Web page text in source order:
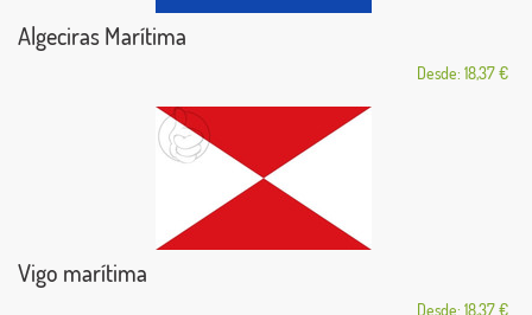
Algeciras Marítima
Desde: 18,37 €
Vigo marítima
Desde: 18,37 €